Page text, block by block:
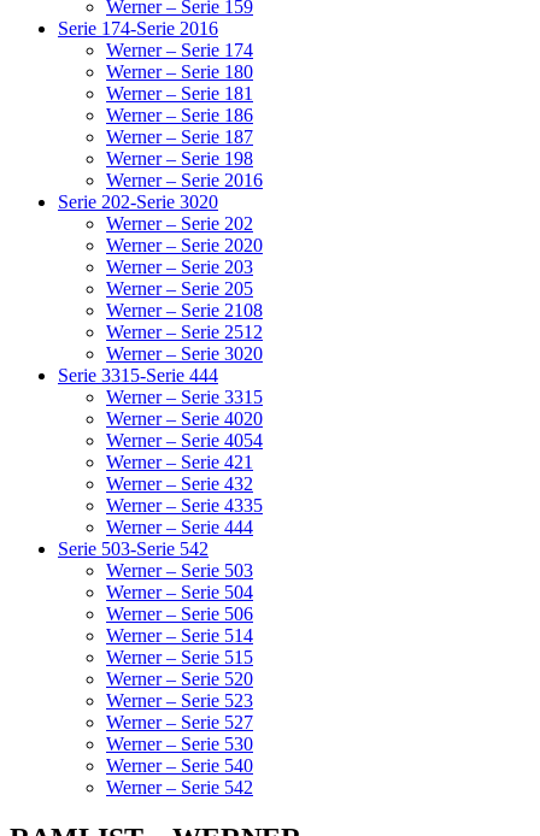
Werner – Serie 159
Serie 174-Serie 2016
Werner – Serie 174
Werner – Serie 180
Werner – Serie 181
Werner – Serie 186
Werner – Serie 187
Werner – Serie 198
Werner – Serie 2016
Serie 202-Serie 3020
Werner – Serie 202
Werner – Serie 2020
Werner – Serie 203
Werner – Serie 205
Werner – Serie 2108
Werner – Serie 2512
Werner – Serie 3020
Serie 3315-Serie 444
Werner – Serie 3315
Werner – Serie 4020
Werner – Serie 4054
Werner – Serie 421
Werner – Serie 432
Werner – Serie 4335
Werner – Serie 444
Serie 503-Serie 542
Werner – Serie 503
Werner – Serie 504
Werner – Serie 506
Werner – Serie 514
Werner – Serie 515
Werner – Serie 520
Werner – Serie 523
Werner – Serie 527
Werner – Serie 530
Werner – Serie 540
Werner – Serie 542